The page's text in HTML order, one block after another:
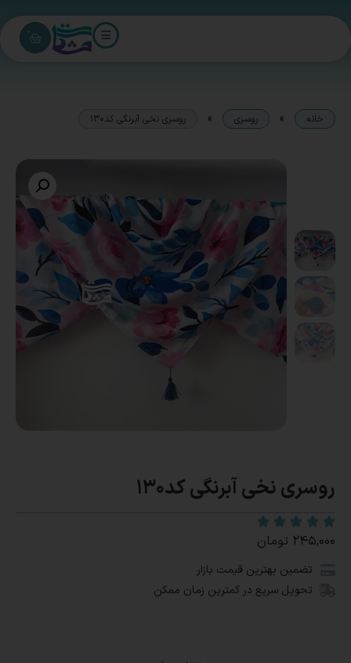
0
خانه » روسری » روسری نخی آبرنگی کد130
روسری نخی آبرنگی کد130
۲۴۵,۰۰۰ تومان
تضمین بهترین قیمت بازار
تحویل سریع در کمترین زمان ممکن